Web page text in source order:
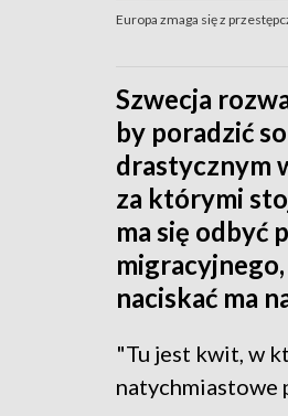
Europa zmaga się z
Szwecja
by poradzić
drastycznym
za którymi
ma się odbyć
naciskać ma
"Tu jest kwit, w
natychmiastowe